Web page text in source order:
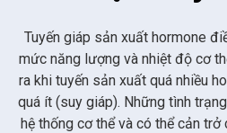
Tuyến giáp sản xuất hormone
mức năng lượng và nhiệt độ cơ
ra khi tuyến sản xuất quá nhiều
quá ít (suy giáp). Những tình
hệ thống cơ thể và có thể cản trở